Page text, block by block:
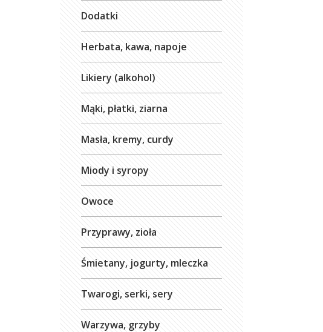
Dodatki
Herbata, kawa, napoje
Likiery (alkohol)
Mąki, płatki, ziarna
Masła, kremy, curdy
Miody i syropy
Owoce
Przyprawy, zioła
Śmietany, jogurty, mleczka
Twarogi, serki, sery
Warzywa, grzyby